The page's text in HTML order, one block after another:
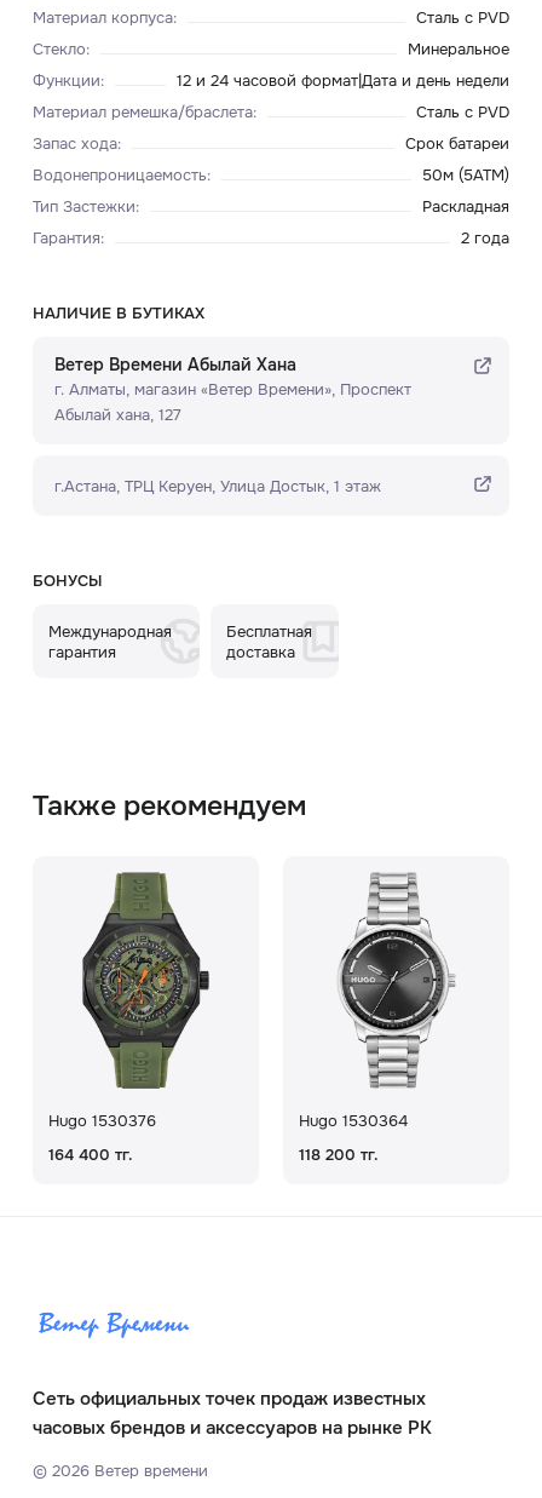
Материал корпуса:
Сталь с PVD
Стекло:
Минеральное
Функции:
12 и 24 часовой формат|Дата и день недели
Материал ремешка/браслета:
Сталь с PVD
Запас хода:
Срок батареи
Водонепроницаемость:
50м (5ATM)
Тип Застежки:
Раскладная
Гарантия: 2 года
НАЛИЧИЕ В БУТИКАХ
Ветер Времени Абылай Хана
г. Алматы, ​магазин «Ветер Времени»​, Проспект
Абылай хана, 127
г.Астана, ТРЦ Керуен​, Улица Достык, 1 этаж
БОНУСЫ
Международная
гарантия
Бесплатная
доставка
Также рекомендуем
Hugo 1530376
164 400 тг.
Hugo 1530364
118 200 тг.
Сеть официальных точек продаж известных
часовых брендов и аксессуаров на рынке РК
© 2026Ветер времени